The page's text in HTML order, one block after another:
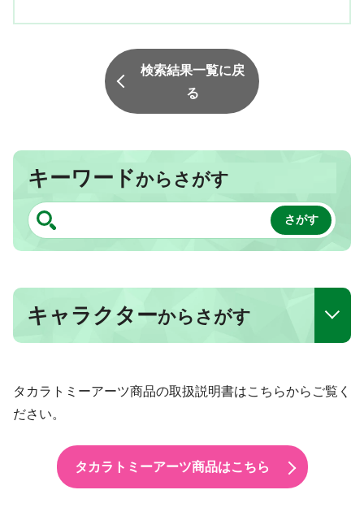
検索結果一覧に戻
る
キーワードからさがす
キャラクターからさがす
タカラトミーアーツ商品の取扱説明書はこちらからご覧く
ださい。
タカラトミーアーツ商品はこちら